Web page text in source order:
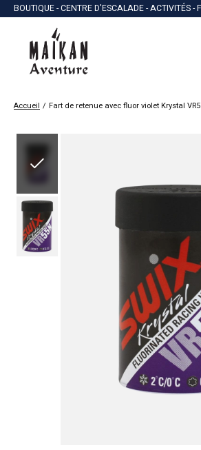
BOUTIQUE - CENTRE D'ESCALADE - ACTIVITÉS -
Accueil / Fart de retenue avec fluor violet Krystal